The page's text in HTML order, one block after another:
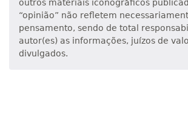
outros materiais iconográficos
“opinião” não refletem
pensamento, sendo de total
autor(es) as informações, juízos de
divulgados.